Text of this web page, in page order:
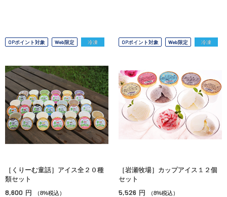
OPポイント対象 Web限定 冷凍
［くりーむ童話］アイス全２０種
類セット
8,600 円 （8%税込）
OPポイント対象 Web限定 冷凍
［岩瀬牧場］カップアイス１２個
セット
5,526 円 （8%税込）